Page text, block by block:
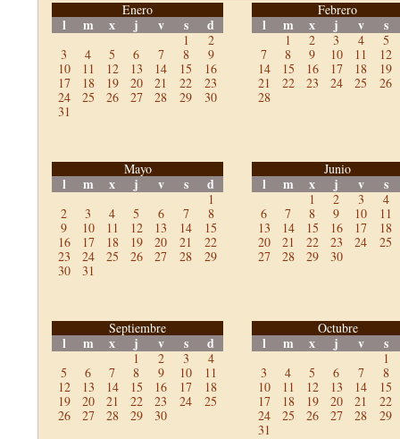
Enero
l m x j v s d
1
2
3
4 5 6 7 8
9
10
11 12 13 14 15
16
17
18 19 20 21 22
23
24
25 26 27 28 29
30
31
Febrero
l m x j v s
1 2 3 4
5
7
8 9 10 11
12
14
15 16 17 18
19
21
22 23 24 25
26
28
Mayo
l m x j v s d
1
2
3 4 5 6 7
8
9
10 11 12 13 14
15
16
17 18 19 20 21
22
23
24 25 26 27 28
29
30
31
Junio
l m x j v s
1 2 3
4
6
7 8 9 10
11
13
14 15 16 17
18
20
21 22 23 24
25
27
28 29 30
Septiembre
l m x j v s d
1 2 3
4
5
6 7 8 9 10
11
12
13 14 15 16 17
18
19
20 21 22 23 24
25
26
27 28 29 30
Octubre
l m x j v s
1
3
4 5 6 7
8
10
11 12 13 14
15
17
18 19 20 21
22
24
25 26 27 28
29
31